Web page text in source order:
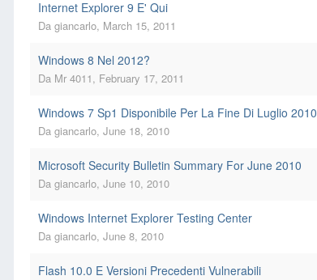
Internet Explorer 9 E' Qui
Da giancarlo, March 15, 2011
Windows 8 Nel 2012?
Da Mr 4011, February 17, 2011
Windows 7 Sp1 Disponibile Per La Fine Di Luglio 2010
Da giancarlo, June 18, 2010
Microsoft Security Bulletin Summary For June 2010
Da giancarlo, June 10, 2010
Windows Internet Explorer Testing Center
Da giancarlo, June 8, 2010
Flash 10.0 E Versioni Precedenti Vulnerabili